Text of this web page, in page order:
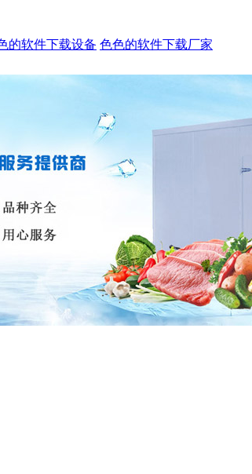
的软件下载设备 色色的软件下载厂家